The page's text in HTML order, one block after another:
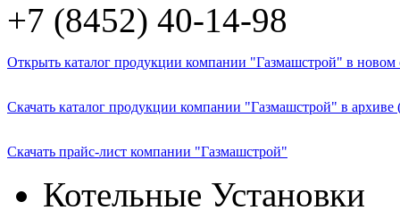
+7 (8452) 40-14-98
Открыть каталог продукции компании "Газмашстрой" в
Скачать каталог продукции компании "Газмашстрой" в архиве
Скачать прайс-лист компании "Газмашстрой"
Котельные Установки